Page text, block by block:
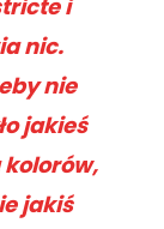
i
nic.
nie
jakieś
jakiś